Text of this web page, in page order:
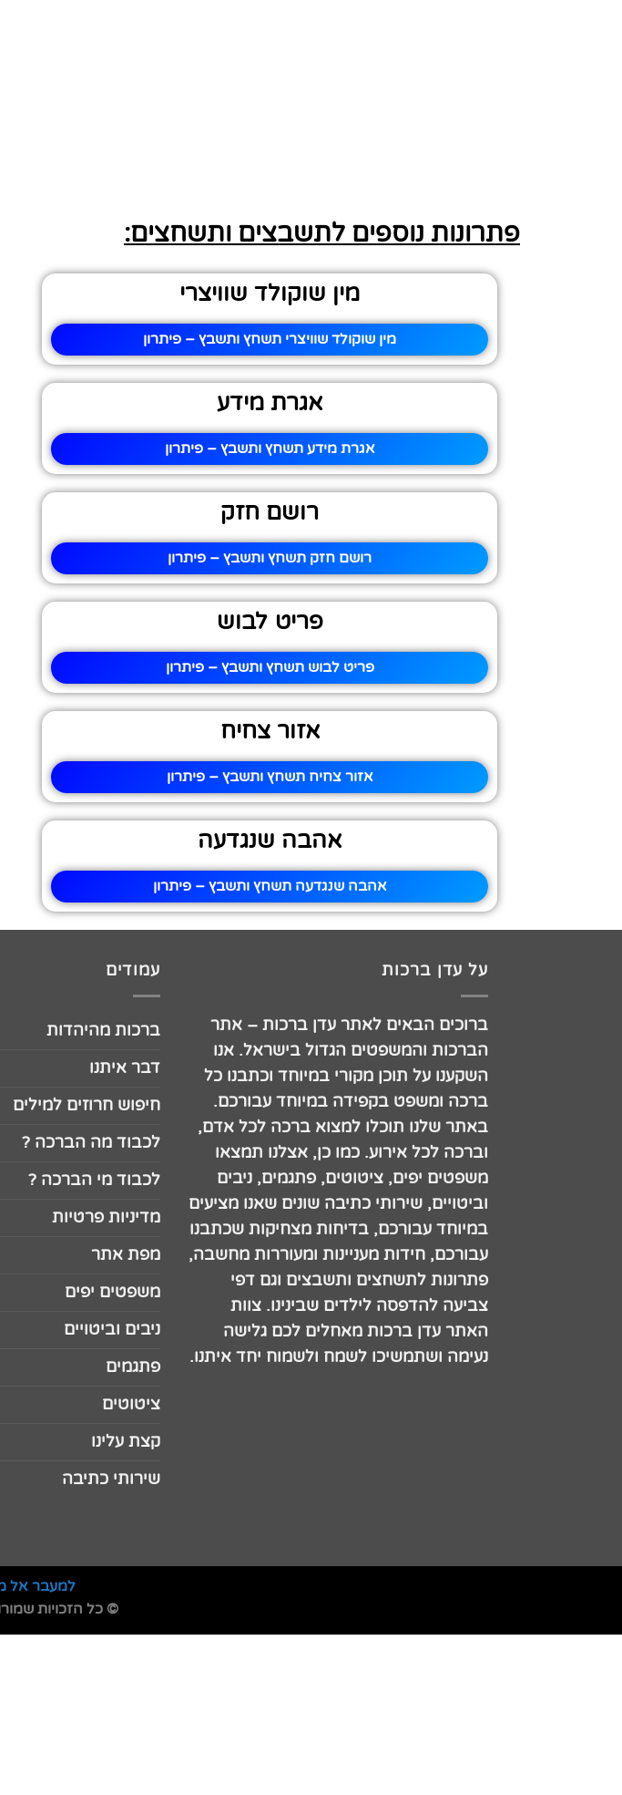
פתרונות נוספים לתשבצים ותשחצים:
מין שוקולד שוויצרי
מין שוקולד שוויצרי תשחץ ותשבץ – פיתרון
אגרת מידע
אגרת מידע תשחץ ותשבץ – פיתרון
רושם חזק
רושם חזק תשחץ ותשבץ – פיתרון
פריט לבוש
פריט לבוש תשחץ ותשבץ – פיתרון
אזור צחיח
אזור צחיח תשחץ ותשבץ – פיתרון
אהבה שנגדעה
אהבה שנגדעה תשחץ ותשבץ – פיתרון
על עדן ברכות
ברוכים הבאים לאתר עדן ברכות – אתר
הברכות והמשפטים הגדול בישראל. אנו
השקענו על תוכן מקורי במיוחד וכתבנו כל
ברכה ומשפט בקפידה במיוחד עבורכם.
באתר שלנו תוכלו למצוא ברכה לכל אדם,
וברכה לכל אירוע. כמו כן, אצלנו תמצאו
משפטים יפים, ציטוטים, פתגמים, ניבים
וביטויים, שירותי כתיבה שונים שאנו מציעים
במיוחד עבורכם, בדיחות מצחיקות שכתבנו
עבורכם, חידות מעניינות ומעוררות מחשבה,
פתרונות לתשחצים ותשבצים וגם דפי
צביעה להדפסה לילדים שבינינו. צוות
האתר עדן ברכות מאחלים לכם גלישה
נעימה ושתמשיכו לשמח ולשמוח יחד איתנו.
עמודים
ברכות מהיהדות
דבר איתנו
חיפוש חרוזים למילים
לכבוד מה הברכה ?
לכבוד מי הברכה ?
מדיניות פרטיות
מפת אתר
משפטים יפים
ניבים וביטויים
פתגמים
ציטוטים
קצת עלינו
שירותי כתיבה
למעבר אל
© כל הזכויות שמורות